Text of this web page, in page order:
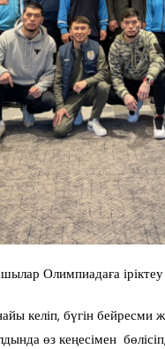
Олимпиадаға
келіп, бүгін бейресми
өз кеңесімен